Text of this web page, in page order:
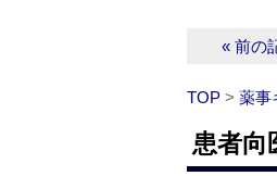
« 前の
TOP > 薬事
患者向